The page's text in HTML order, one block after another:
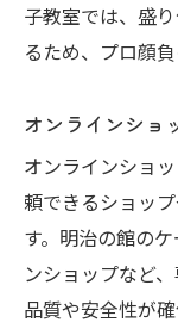
子教室では、盛
るため、プロ顔
オンラインショ
オンラインショ
頼できるショッ
す。明治の館の
ンショップなど
品質や安全性が確